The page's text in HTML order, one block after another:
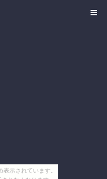
示されています。